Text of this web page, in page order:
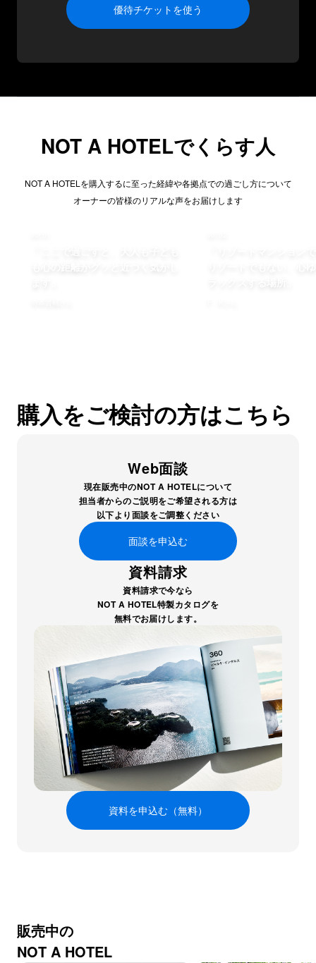
優待チケットを使う
NOT A HOTELでくらす人
NOT A HOTELを購入するに至った経緯や各拠点での過ごし方について
オーナーの皆様のリアルな声をお届けします
「ここで過ごすと、大人も子ども
も心の距離がグッと近づく気がし
購入をご検討の方はこちら
Web面談
現在販売中のNOT A HOTELについて
担当者からのご説明をご希望される方は
以下より面談をご調整ください
面談を申込む
資料請求
資料請求で今なら
NOT A HOTEL特製カタログを
無料でお届けします。
資料を申込む（無料）
販売中の
NOT A HOTEL